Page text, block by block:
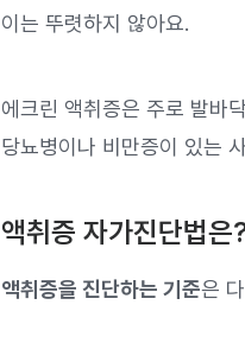
이는 뚜렷하지 않아요.
에크린 액취증은 주로 발바
당뇨병이나 비만증이 있는
액취증 자가진단법은
액취증을 진단하는 기준은